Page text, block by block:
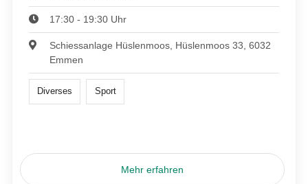
17:30 - 19:30 Uhr
Schiessanlage Hüslenmoos, Hüslenmoos 33, 6032
Emmen
Diverses Sport
Mehr erfahren